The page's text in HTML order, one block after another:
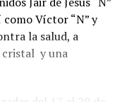
Víctor “N” y
la salud, a
cristal y una